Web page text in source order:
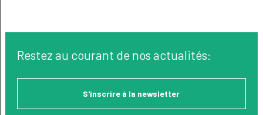
Restez au courant de nos actualités:
S'inscrire à la newsletter